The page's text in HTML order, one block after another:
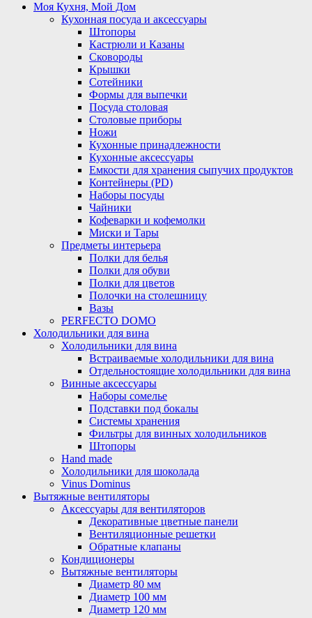
Моя Кухня, Мой Дом
Кухонная посуда и аксессуары
Штопоры
Кастрюли и Казаны
Сковороды
Крышки
Сотейники
Формы для выпечки
Посуда столовая
Столовые приборы
Ножи
Кухонные принадлежности
Кухонные аксессуары
Емкости для хранения сыпучих продуктов
Контейнеры (PD)
Наборы посуды
Чайники
Кофеварки и кофемолки
Миски и Тары
Предметы интерьера
Полки для белья
Полки для обуви
Полки для цветов
Полочки на столешницу
Вазы
PERFECTO DOMO
Холодильники для вина
Холодильники для вина
Встраиваемые холодильники для вина
Отдельностоящие холодильники для вина
Винные аксессуары
Наборы сомелье
Подставки под бокалы
Системы хранения
Фильтры для винных холодильников
Штопоры
Hand made
Холодильники для шоколада
Vinus Dominus
Вытяжные вентиляторы
Аксессуары для вентиляторов
Декоративные цветные панели
Вентиляционные решетки
Обратные клапаны
Кондиционеры
Вытяжные вентиляторы
Диаметр 80 мм
Диаметр 100 мм
Диаметр 120 мм